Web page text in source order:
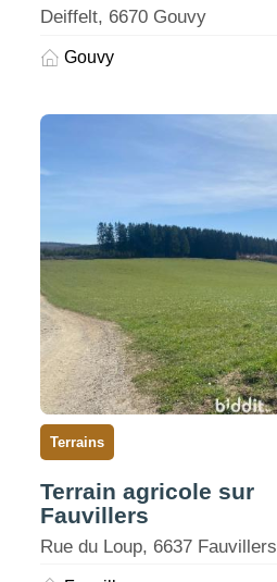
Deiffelt, 6670 Gouvy
Gouvy
Terrains
Terrain agricole sur
Fauvillers
Rue du Loup, 6637 Fauvillers